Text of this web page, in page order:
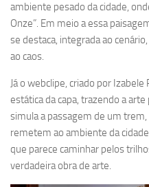
ambiente pesado da cidade,
Onze”. Em meio a essa
se destaca, integrada ao
ao caos.
Já o webclipe, criado por
estática da capa, trazendo a
simula a passagem de um
remetem ao ambiente da
que parece caminhar pelos
verdadeira obra de arte.